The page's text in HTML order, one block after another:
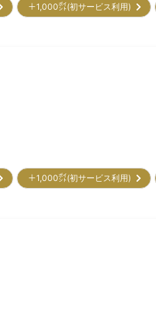
＋1,000㌽(初サービス利用)
＋1,000㌽(初サービス利用)